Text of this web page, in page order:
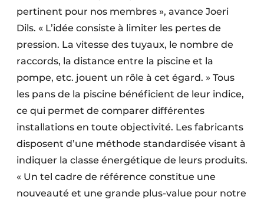
pertinent pour nos membres », avance Joeri
Dils. « L’idée consiste à limiter les pertes de
pression. La vitesse des tuyaux, le nombre de
raccords, la distance entre la piscine et la
pompe, etc. jouent un rôle à cet égard. » Tous
les pans de la piscine bénéficient de leur indice,
ce qui permet de comparer différentes
installations en toute objectivité. Les fabricants
disposent d’une méthode standardisée visant à
indiquer la classe énergétique de leurs produits.
« Un tel cadre de référence constitue une
nouveauté et une grande plus-value pour notre